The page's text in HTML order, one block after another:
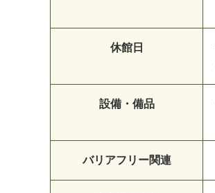
休館日
設備・備品
バリアフリー関連